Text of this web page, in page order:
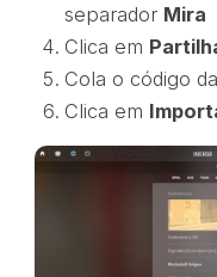
separador Mira
Clica em
Cola o código
Clica em